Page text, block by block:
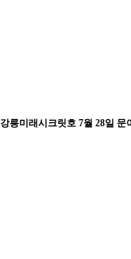
강릉미래시크릿호 7월 28일 문